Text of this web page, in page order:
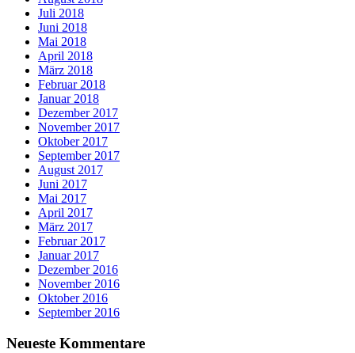
Juli 2018
Juni 2018
Mai 2018
April 2018
März 2018
Februar 2018
Januar 2018
Dezember 2017
November 2017
Oktober 2017
September 2017
August 2017
Juni 2017
Mai 2017
April 2017
März 2017
Februar 2017
Januar 2017
Dezember 2016
November 2016
Oktober 2016
September 2016
Neueste Kommentare